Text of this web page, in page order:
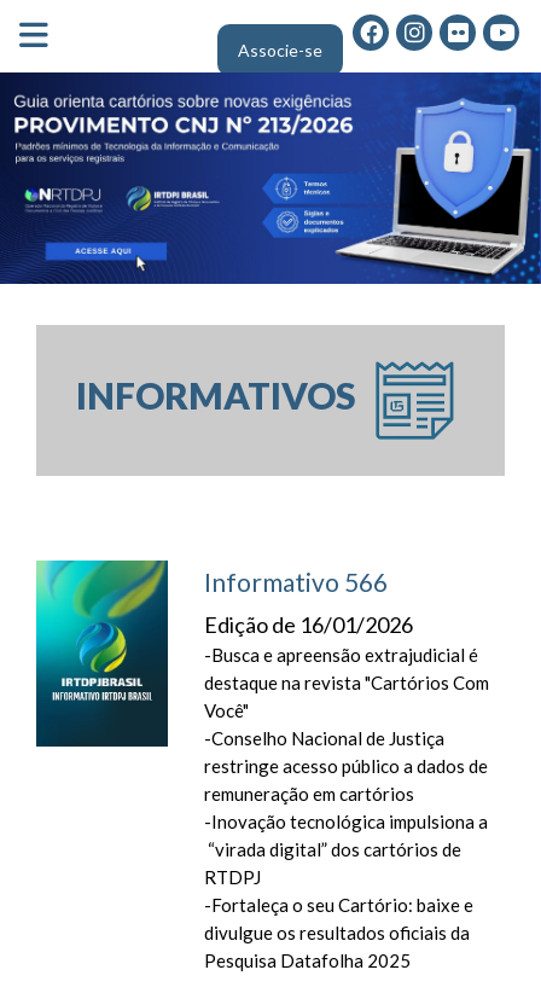
FECHA MENU
Associe-se
Área do Associado
INFORMATIVOS
Informativo 566
Edição de 16/01/2026
-Busca e apreensão extrajudicial é
destaque na revista "Cartórios Com
Você"
-Conselho Nacional de Justiça
restringe acesso público a dados de
remuneração em cartórios
-Inovação tecnológica impulsiona a
“virada digital” dos cartórios de
RTDPJ
-Fortaleça o seu Cartório: baixe e
divulgue os resultados oficiais da
Pesquisa Datafolha 2025